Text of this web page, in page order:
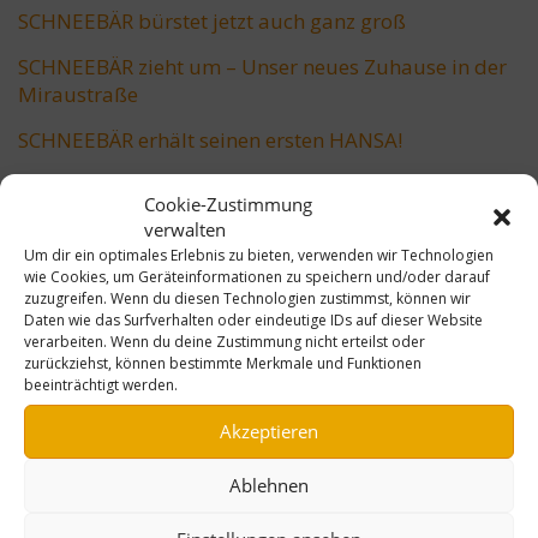
Cookie-Zustimmung
verwalten
Um dir ein optimales Erlebnis zu bieten, verwenden wir Technologien
wie Cookies, um Geräteinformationen zu speichern und/oder darauf
zuzugreifen. Wenn du diesen Technologien zustimmst, können wir
Daten wie das Surfverhalten oder eindeutige IDs auf dieser Website
verarbeiten. Wenn du deine Zustimmung nicht erteilst oder
zurückziehst, können bestimmte Merkmale und Funktionen
beeinträchtigt werden.
Akzeptieren
Ablehnen
SCHNEEBÄR bürstet jetzt auch ganz groß
SCHNEEBÄR zieht um – Unser neues Zuhause in der
Miraustraße
SCHNEEBÄR erhält seinen ersten HANSA!
SCHLAGWÖRTER
1892HILFT App Berlin Björn Schulz Stiftung
eSwingo Feliecio1892 Frontkehrmaschine SFK 3000
Hertha BSC
Klimaschutz